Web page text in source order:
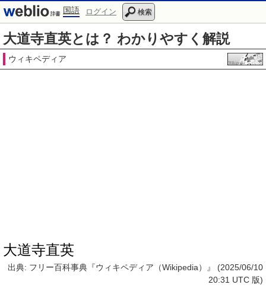
国語 ログイン 検索
大道寺直英とは？ わかりやすく解説
ウィキペディア
大道寺直英
出典: フリー百科事典『ウィキペディア（Wikipedia）』 (2025/06/10
20:31 UTC 版)